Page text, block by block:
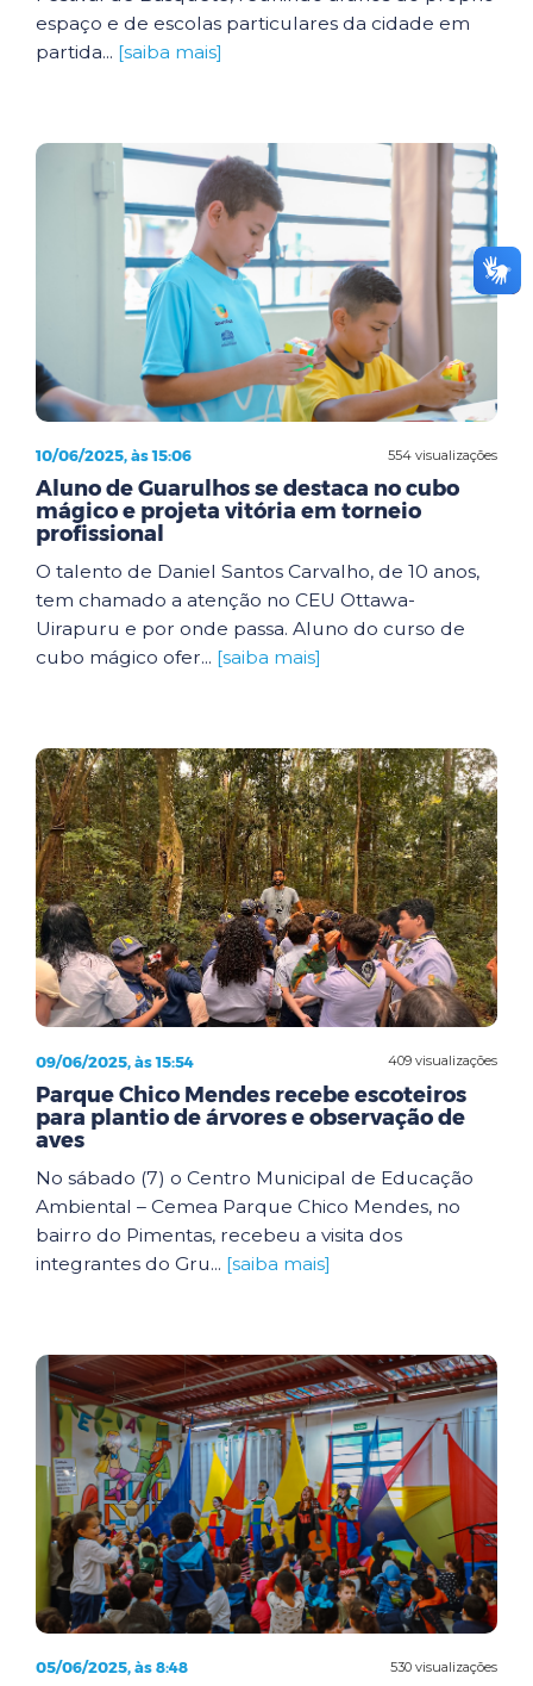
espaço e de escolas particulares da cidade em
partida... [saiba mais]
554 visualizações
10/06/2025, às 15:06
Aluno de Guarulhos se destaca no cubo
mágico e projeta vitória em torneio
profissional
O talento de Daniel Santos Carvalho, de 10 anos,
tem chamado a atenção no CEU Ottawa-
Uirapuru e por onde passa. Aluno do curso de
cubo mágico ofer... [saiba mais]
409 visualizações
09/06/2025, às 15:54
Parque Chico Mendes recebe escoteiros
para plantio de árvores e observação de
aves
No sábado (7) o Centro Municipal de Educação
Ambiental – Cemea Parque Chico Mendes, no
bairro do Pimentas, recebeu a visita dos
integrantes do Gru... [saiba mais]
530 visualizações
05/06/2025, às 8:48